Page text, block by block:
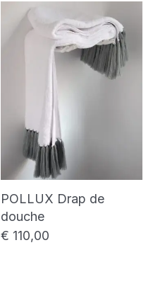
POLLUX Drap de
douche
€ 110,00